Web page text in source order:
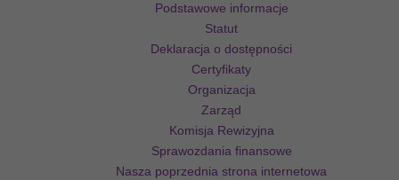
Podstawowe informacje
Statut
Deklaracja o dostępności
Certyfikaty
Organizacja
Zarząd
Komisja Rewizyjna
Sprawozdania finansowe
Nasza poprzednia strona internetowa